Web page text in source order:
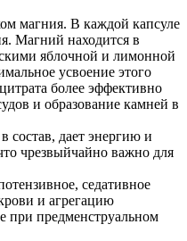
магния. В каждой капсуле
Магний находится в
яблочной и лимонной
усвоение этого
более эффективно
и образование камней в
состав, дает энергию и
чрезвыйчайно важно для
седативное
и агрегацию
при предменструальном